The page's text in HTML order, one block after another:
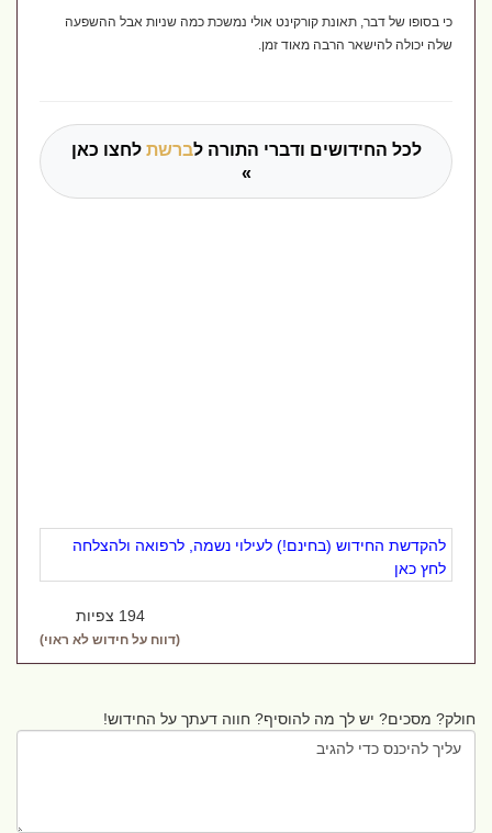
כי בסופו של דבר, תאונת קורקינט אולי נמשכת כמה שניות אבל ההשפעה
שלה יכולה להישאר הרבה מאוד זמן.
לכל החידושים ודברי התורה לברשתלחצו כאן
להקדשת החידוש (בחינם!) לעילוי נשמה, לרפואה ולהצלחה
לחץ כאן
194 צפיות
(דווח על חידוש לא ראוי)
חולק? מסכים? יש לך מה להוסיף? חווה דעתך על החידוש!